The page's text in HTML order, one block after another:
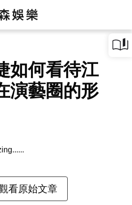
如何看待江
演藝圈的形
看原始文章